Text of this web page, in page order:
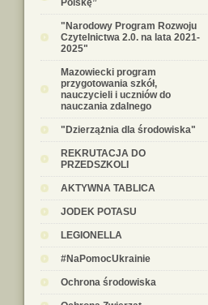
Polskę”
"Narodowy Program Rozwoju
Czytelnictwa 2.0. na lata 2021-
2025"
Mazowiecki program
przygotowania szkół,
nauczycieli i uczniów do
nauczania zdalnego
"Dzierzążnia dla środowiska"
REKRUTACJA DO
PRZEDSZKOLI
AKTYWNA TABLICA
JODEK POTASU
LEGIONELLA
#NaPomocUkrainie
Ochrona środowiska